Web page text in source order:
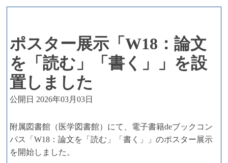
ポスター展示「W18：論文
を「読む」「書く」」を設
置しました
公開日 2026年03月03日
附属図書館（医学図書館）にて、電子書籍deブックコン
パス「W18：論文を「読む」「書く」」のポスター展示
を開始しました。